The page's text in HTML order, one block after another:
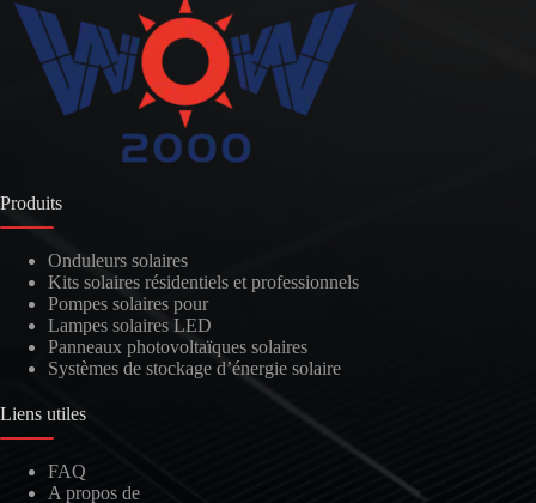
Produits
Onduleurs solaires
Kits solaires résidentiels et professionnels
Pompes solaires pour
Lampes solaires LED
Panneaux photovoltaïques solaires
Systèmes de stockage d’énergie solaire
Liens utiles
FAQ
A propos de